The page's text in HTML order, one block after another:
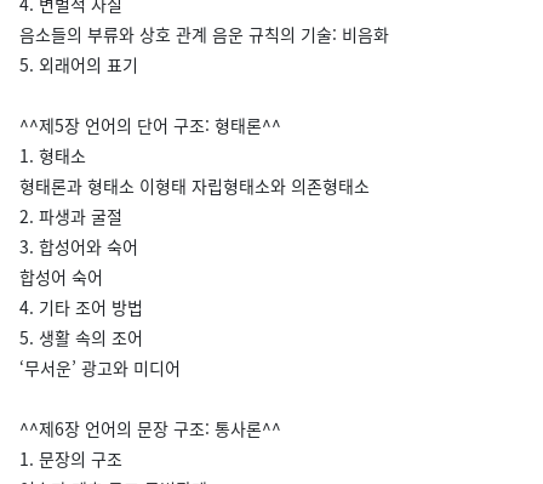
음소들의 부류와 상호 관계 음운 규칙의 기술: 비음화
5. 외래어의 표기
^^제5장 언어의 단어 구조: 형태론^^
1. 형태소
형태론과 형태소 이형태 자립형태소와 의존형태소
2. 파생과 굴절
3. 합성어와 숙어
합성어 숙어
4. 기타 조어 방법
5. 생활 속의 조어
‘무서운’ 광고와 미디어
^^제6장 언어의 문장 구조: 통사론^^
1. 문장의 구조